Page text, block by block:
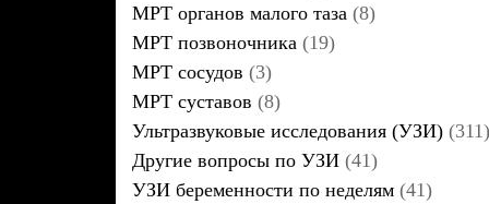
МРТ органов малого таза (8)
МРТ позвоночника (19)
МРТ сосудов (3)
МРТ суставов (8)
Ультразвуковые исследования (УЗИ) (311)
Другие вопросы по УЗИ (41)
УЗИ беременности по неделям (41)